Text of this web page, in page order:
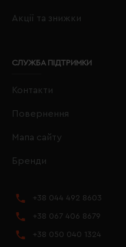
Акції та знижки
СЛУЖБА ПІДТРИМКИ
Контакти
Повернення
Мапа сайту
Бренди
+38 044 492 8603
+38 067 406 8679
+38 050 040 1324